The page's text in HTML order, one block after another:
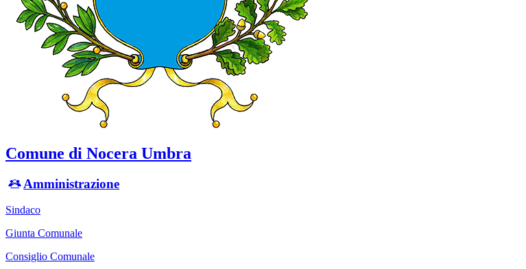
Comune di Nocera Umbra
Amministrazione
Sindaco
Giunta Comunale
Consiglio Comunale